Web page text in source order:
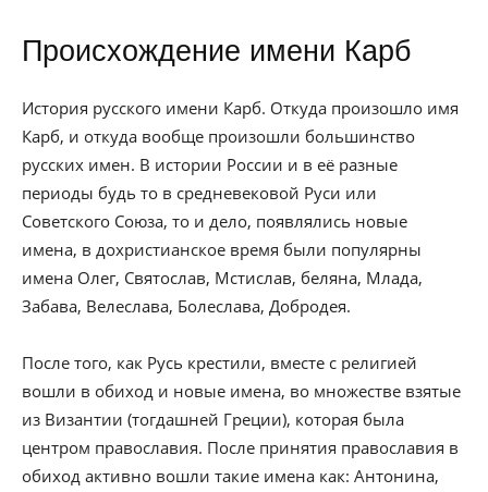
Происхождение имени Карб
История русского имени Карб. Откуда произошло имя
Карб, и откуда вообще произошли большинство
русских имен. В истории России и в её разные
периоды будь то в средневековой Руси или
Советского Союза, то и дело, появлялись новые
имена, в дохристианское время были популярны
имена Олег, Святослав, Мстислав, беляна, Млада,
Забава, Велеслава, Болеслава, Добродея.
После того, как Русь крестили, вместе с религией
вошли в обиход и новые имена, во множестве взятые
из Византии (тогдашней Греции), которая была
центром православия. После принятия православия в
обиход активно вошли такие имена как: Антонина,